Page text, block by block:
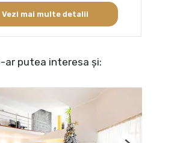
Vezi mai multe detalii
ar putea interesa și: